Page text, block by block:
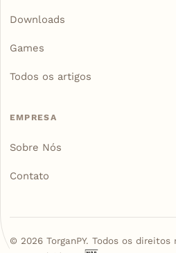
Downloads
Games
Todos os artigos
EMPRESA
Sobre Nós
Contato
© 2026TorganPY. Todos os direitos